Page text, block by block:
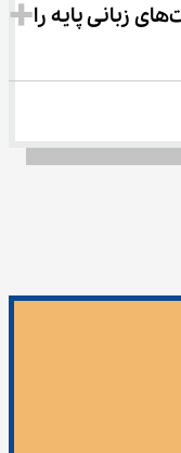
چگونه می‌توان تقویت مهارت‌های زبانی پایه را